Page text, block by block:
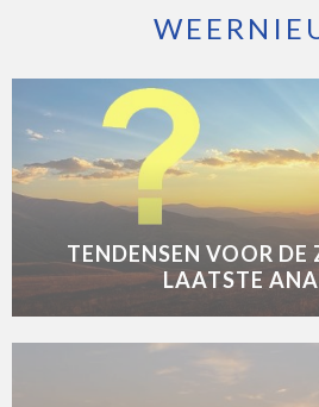
TENDENSEN VOOR
LAATSTE